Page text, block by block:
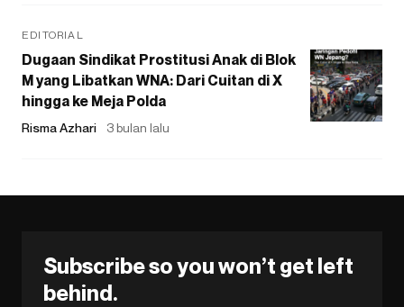
EDITORIAL
Dugaan Sindikat Prostitusi Anak di Blok
M yang Libatkan WNA: Dari Cuitan di X
hingga ke Meja Polda
Risma Azhari 3 bulan lalu
Subscribe so you won’t get left
behind.